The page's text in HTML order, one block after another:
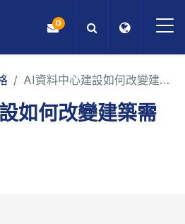
0
AI資料中心建設如何改變建築需求?
如何改變建築需